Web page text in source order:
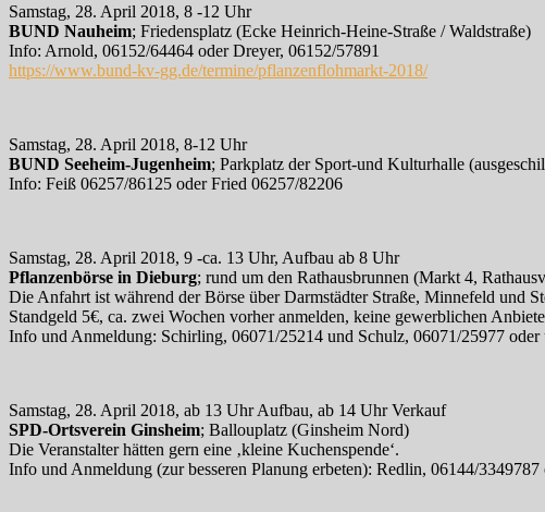
Samstag, 28. April 2018, 8 -12 Uhr
BUND Nauheim; Friedensplatz (Ecke Heinrich-Heine-Straße / Waldstraße)
Info: Arnold, 06152/64464 oder Dreyer, 06152/57891
https://www.bund-kv-gg.de/termine/pflanzenflohmarkt-2018/
Samstag, 28. April 2018, 8-12 Uhr
BUND Seeheim-Jugenheim; Parkplatz der Sport-und Kulturhalle
Info: Feiß 06257/86125 oder Fried 06257/82206
Samstag, 28. April 2018, 9 -ca. 13 Uhr, Aufbau ab 8 Uhr
Pflanzenbörse in Dieburg; rund um den Rathausbrunnen (Markt 4,
Die Anfahrt ist während der Börse über Darmstädter Straße, Minnefeld und
Standgeld 5€, ca. zwei Wochen vorher anmelden, keine gewerblichen
Info und Anmeldung: Schirling, 06071/25214 und Schulz, 06071/25977
Samstag, 28. April 2018, ab 13 Uhr Aufbau, ab 14 Uhr Verkauf
SPD-Ortsverein Ginsheim; Ballouplatz (Ginsheim Nord)
Die Veranstalter hätten gern eine ‚kleine Kuchenspende‘.
Info und Anmeldung (zur besseren Planung erbeten): Redlin, 06144/